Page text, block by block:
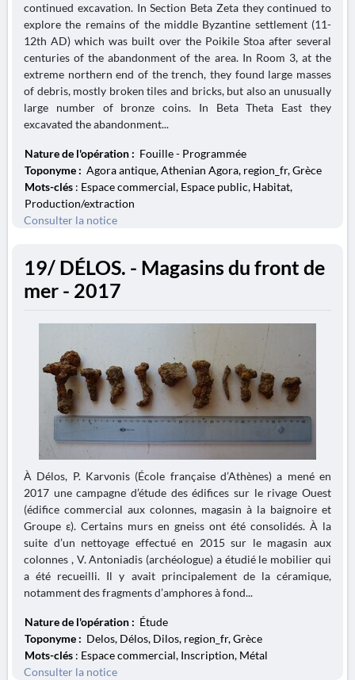
continued excavation. In Section Beta Zeta they continued to
explore the remains of the middle Byzantine settlement (11-
12th AD) which was built over the Poikile Stoa after several
centuries of the abandonment of the area. In Room 3, at the
extreme northern end of the trench, they found large masses
of debris, mostly broken tiles and bricks, but also an unusually
large number of bronze coins. In Beta Theta East they
excavated the abandonment...
Nature de l'opération : Fouille - Programmée
Toponyme : Agora antique, Athenian Agora, region_fr, Grèce
Mots-clés : Espace commercial, Espace public, Habitat,
Production/extraction
Consulter la notice
19/ DÉLOS. - Magasins du front de
mer - 2017
À Délos, P. Karvonis (École française d’Athènes) a mené en
2017 une campagne d’étude des édifices sur le rivage Ouest
(édifice commercial aux colonnes, magasin à la baignoire et
Groupe ε). Certains murs en gneiss ont été consolidés. À la
suite d’un nettoyage effectué en 2015 sur le magasin aux
colonnes , V. Antoniadis (archéologue) a étudié le mobilier qui
a été recueilli. Il y avait principalement de la céramique,
notamment des fragments d’amphores à fond...
Nature de l'opération : Étude
Toponyme : Delos, Délos, Dilos, region_fr, Grèce
Mots-clés : Espace commercial, Inscription, Métal
Consulter la notice